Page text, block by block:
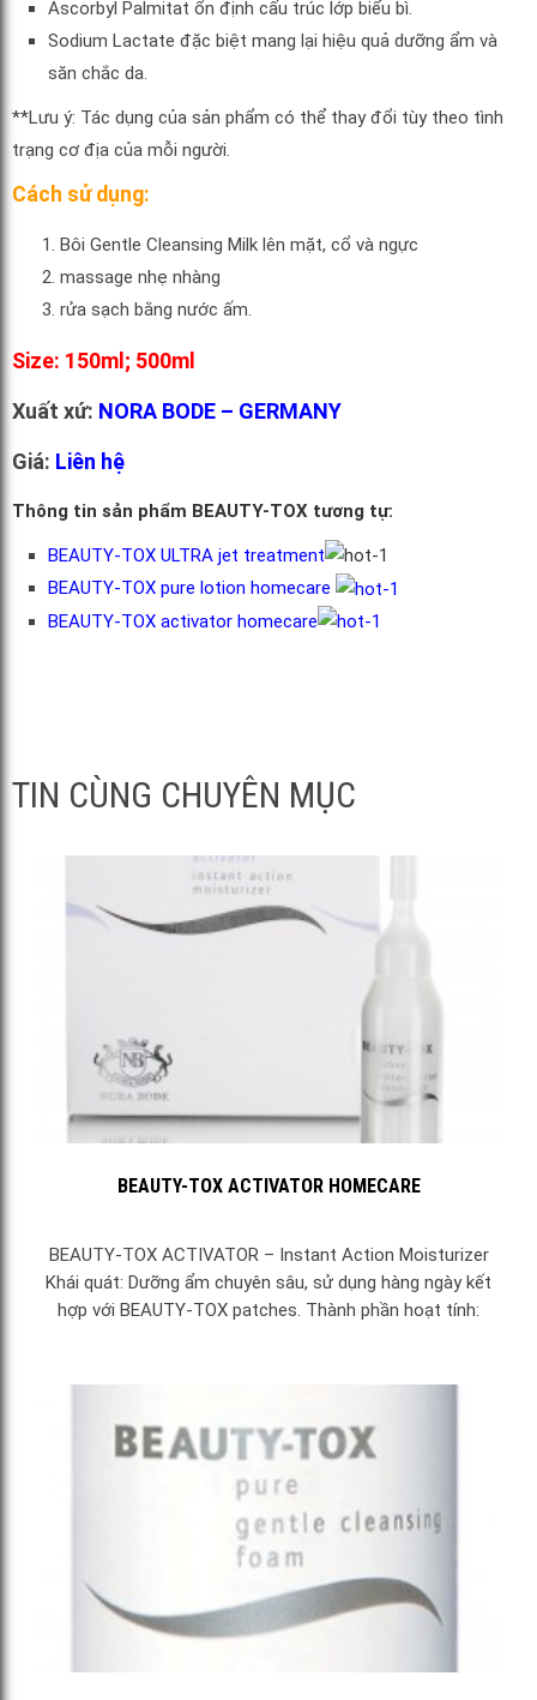
Ascorbyl Palmitat ổn định cấu trúc lớp biểu bì.
Sodium Lactate đặc biệt mang lại hiệu quả dưỡng ẩm và
săn chắc da.
**Lưu ý: Tác dụng của sản phẩm có thể thay đổi tùy theo tình
trạng cơ địa của mỗi người.
Cách sử dụng:
Bôi Gentle Cleansing Milk lên mặt, cổ và ngực
massage nhẹ nhàng
rửa sạch bằng nước ấm.
Size: 150ml; 500ml
Xuất xứ: NORA BODE – GERMANY
Giá: Liên hệ
Thông tin sản phẩm BEAUTY-TOX tương tự:
BEAUTY-TOX ULTRA jet treatment
BEAUTY-TOX pure lotion homecare
BEAUTY-TOX activator homecare
TIN CÙNG CHUYÊN MỤC
BEAUTY-TOX ACTIVATOR HOMECARE
BEAUTY-TOX ACTIVATOR – Instant Action Moisturizer
Khái quát: Dưỡng ẩm chuyên sâu, sử dụng hàng ngày kết
hợp với BEAUTY-TOX patches. Thành phần hoạt tính: